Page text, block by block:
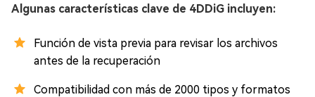
Algunas características clave de 4DDiG incluyen:
Función de vista previa para revisar los archivos
antes de la recuperación
Compatibilidad con más de 2000 tipos y formatos